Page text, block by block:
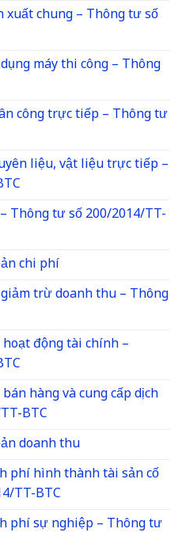
xuất chung – Thông tư số
máy thi công – Thông
công trực tiếp – Thông tư
liệu, vật liệu trực tiếp –
Thông tư số 200/2014/TT-
chi phí
trừ doanh thu – Thông
động tài chính –
hàng và cung cấp dịch
BTC
doanh thu
phí hình thành tài sản cố
TT-BTC
phí sự nghiệp – Thông tư